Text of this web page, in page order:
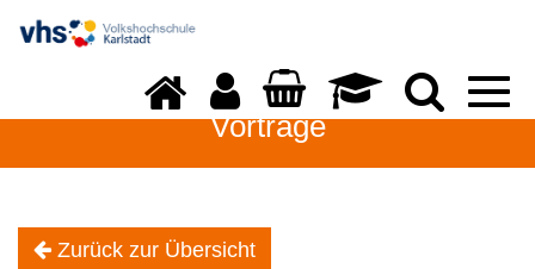
Vorträge
Zurück zur Übersicht